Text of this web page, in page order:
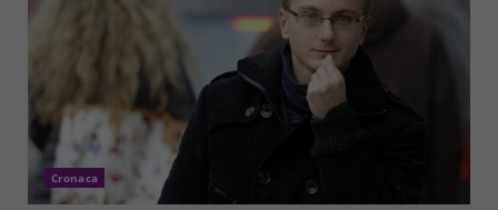
Cronaca